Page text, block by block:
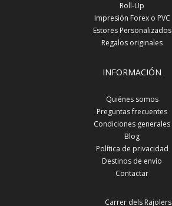
Roll-Up
Impresión Forex o PVC
Estores Personalizados
Regalos originales
INFORMACIÓN
Quiénes somos
Preguntas frecuentes
Condiciones generales
Blog
Política de privacidad
Destinos de envío
Contactar
Carrer dels Rajolers